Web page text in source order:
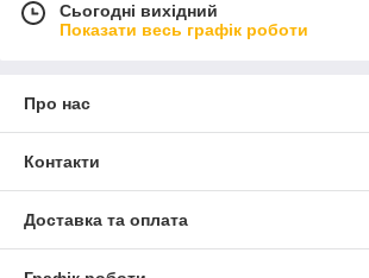
Сьогодні вихідний
Показати весь графік роботи
Про нас
Контакти
Доставка та оплата